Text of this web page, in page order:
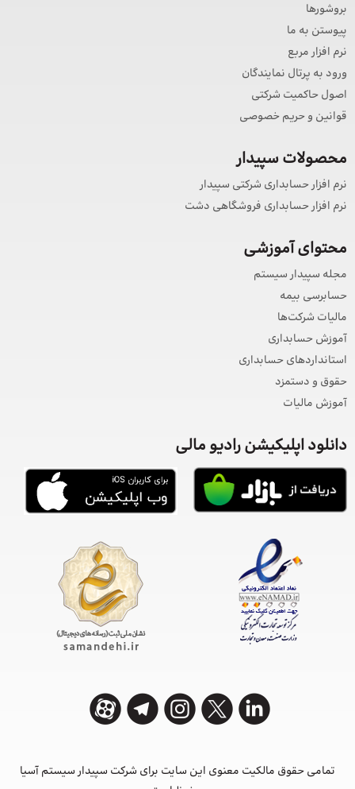
بروشورها
پیوستن به ما
نرم افزار مربع
ورود به پرتال نمایندگان
اصول حاکمیت شرکتی
قوانین و حریم خصوصی
محصولات سپیدار
نرم افزار حسابداری شرکتی سپیدار
نرم افزار حسابداری فروشگاهی دشت
محتوای آموزشی
مجله سپیدار سیستم
حسابرسی بیمه
مالیات شرکت‌ها
آموزش حسابداری
استانداردهای حسابداری
حقوق و دستمزد
آموزش مالیات
دانلود اپلیکیشن رادیو مالی
تمامی حقوق مالکیت معنوی این ‌سایت برای شرکت سپیدار سیستم آسیا